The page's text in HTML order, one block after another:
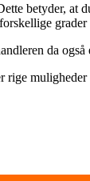
betyder, at
grader
da også